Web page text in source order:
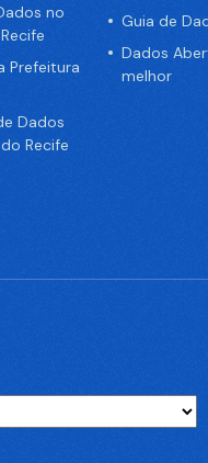
no
Prefeitura
Dados
Recife
Guia de
Dados
melhor